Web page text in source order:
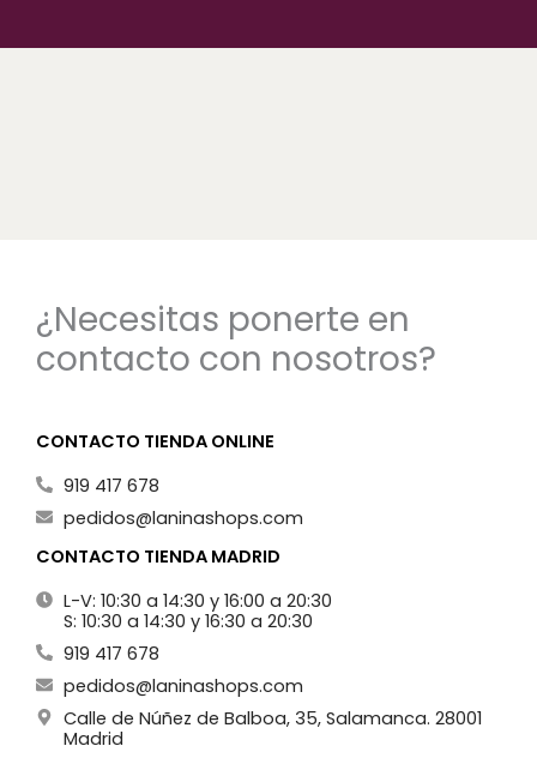
¿Necesitas ponerte en
contacto con nosotros?
CONTACTO TIENDA ONLINE
919 417 678
pedidos@laninashops.com
CONTACTO TIENDA MADRID
L-V: 10:30 a 14:30 y 16:00 a 20:30
S: 10:30 a 14:30 y 16:30 a 20:30
919 417 678
pedidos@laninashops.com
Calle de Núñez de Balboa, 35, Salamanca. 28001
Madrid